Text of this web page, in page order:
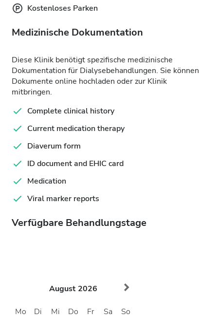
Kostenloses Parken
Medizinische Dokumentation
Diese Klinik benötigt spezifische medizinische
Dokumentation für Dialysebehandlungen. Sie können
Dokumente online hochladen oder zur Klinik
mitbringen.
Complete clinical history
Current medication therapy
Diaverum form
ID document and EHIC card
Medication
Viral marker reports
Verfügbare Behandlungstage
August 2026
Mo Di Mi Do Fr Sa So